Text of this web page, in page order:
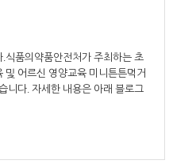
식품의약품안전처가 주최하는 초
어르신 영양교육 미니튼튼먹거
니다. 자세한 내용은 아래 블로그